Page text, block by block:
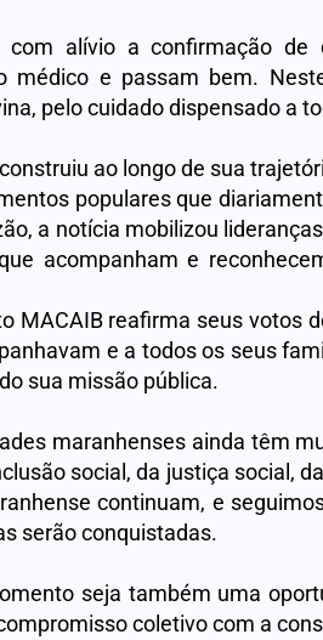
com alívio a confirmação
médico e passam bem.
pelo cuidado dispensado a
ao longo de sua
populares que
a notícia mobilizou
acompanham e
MACAIB reafirma seus votos
e a todos os seus
sua missão pública.
maranhenses ainda têm
social, da justiça social,
continuam, e
serão conquistadas.
seja também uma
coletivo com a